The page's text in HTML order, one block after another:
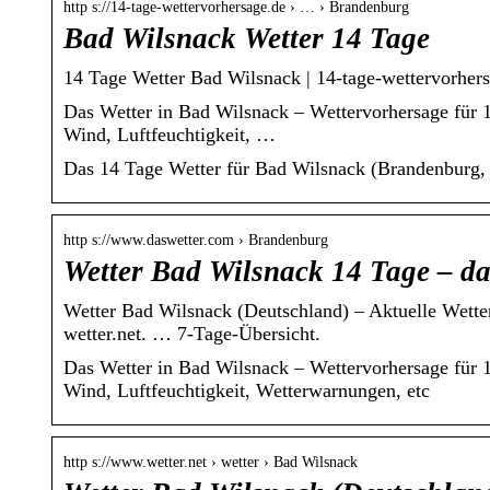
http s://14-tage-wettervorhersage.de › … › Brandenburg
Bad Wilsnack Wetter 14 Tage
14 Tage Wetter Bad Wilsnack | 14-tage-
Das Wetter in Bad Wilsnack – Wettervorhersage für
Wind, Luftfeuchtigkeit, …
Das 14 Tage Wetter für Bad Wilsnack
http s://www.daswetter.com › Brandenburg
Wetter Bad Wilsnack 14 Tage –
Wetter Bad Wilsnack (Deutschland) – Aktuelle
wetter.net. … 7-Tage-Übersicht.
Das Wetter in Bad Wilsnack – Wettervorhersage für
Wind, Luftfeuchtigkeit, Wetterwarnungen, etc
http s://www.wetter.net › wetter › Bad Wilsnack